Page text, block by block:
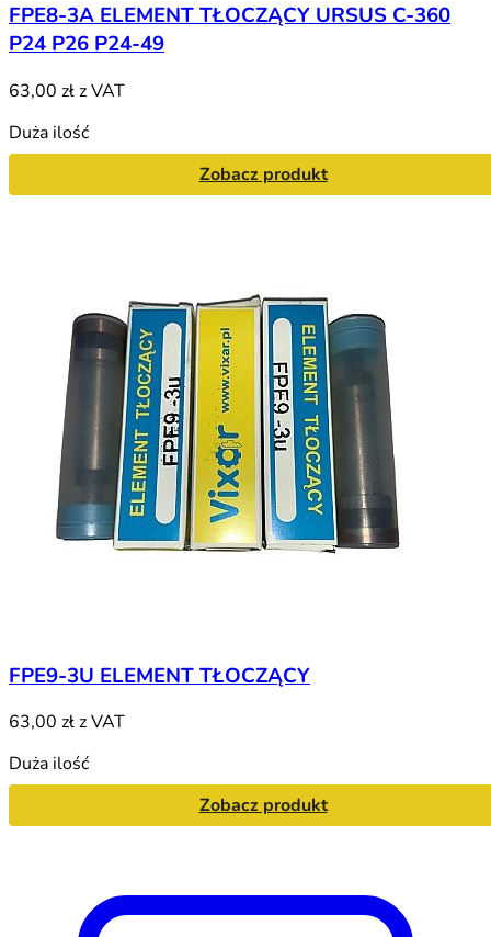
FPE8-3A ELEMENT TŁOCZĄCY URSUS C-360
P24 P26 P24-49
63,00 złz VAT
Duża ilość
Zobacz produkt
FPE9-3U ELEMENT TŁOCZĄCY
63,00 złz VAT
Duża ilość
Zobacz produkt